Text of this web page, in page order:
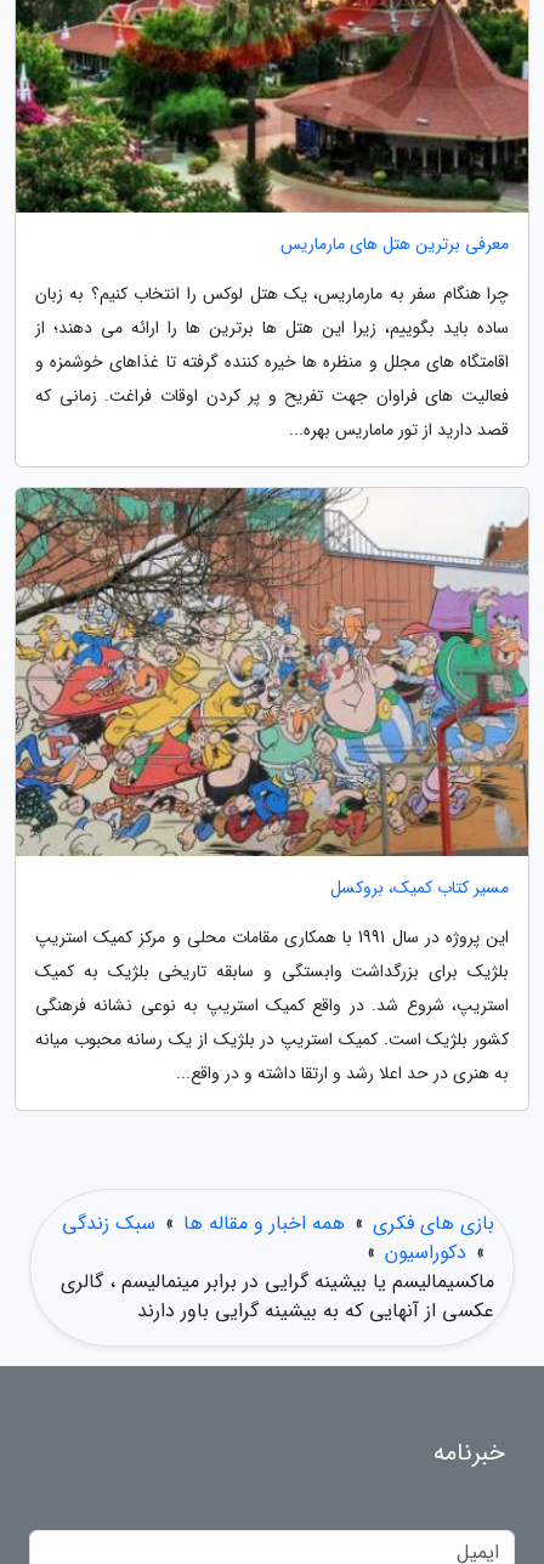
معرفی برترین هتل های مارماریس
چرا هنگام سفر به مارماریس، یک هتل لوکس را انتخاب کنیم؟ به زبان
ساده باید بگوییم، زیرا این هتل ها برترین ها را ارائه می دهند؛ از
اقامتگاه های مجلل و منظره ها خیره کننده گرفته تا غذاهای خوشمزه و
فعالیت های فراوان جهت تفریح و پر کردن اوقات فراغت. زمانی که
قصد دارید از تور ماماریس بهره...
مسیر کتاب کمیک، بروکسل
این پروژه در سال 1991 با همکاری مقامات محلی و مرکز کمیک استریپ
بلژیک برای بزرگداشت وابستگی و سابقه تاریخی بلژیک به کمیک
استریپ، شروع شد. در واقع کمیک استریپ به نوعی نشانه فرهنگی
کشور بلژیک است. کمیک استریپ در بلژیک از یک رسانه محبوب میانه
به هنری در حد اعلا رشد و ارتقا داشته و در واقع...
بازی های فکری » همه اخبار و مقاله ها » سبک زندگی
» دکوراسیون »
ماکسیمالیسم یا بیشینه گرایی در برابر مینمالیسم ، گالری
عکسی از آنهایی که به بیشینه گرایی باور دارند
خبرنامه